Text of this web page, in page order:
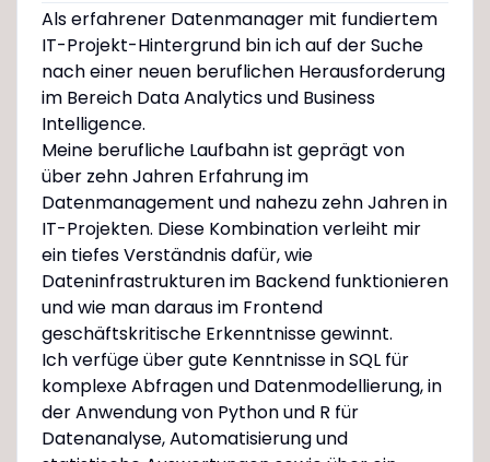
Als erfahrener Datenmanager mit fundiertem
IT-Projekt-Hintergrund bin ich auf der Suche
nach einer neuen beruflichen Herausforderung
im Bereich Data Analytics und Business
Intelligence.
Meine berufliche Laufbahn ist geprägt von
über zehn Jahren Erfahrung im
Datenmanagement und nahezu zehn Jahren in
IT-Projekten. Diese Kombination verleiht mir
ein tiefes Verständnis dafür, wie
Dateninfrastrukturen im Backend funktionieren
und wie man daraus im Frontend
geschäftskritische Erkenntnisse gewinnt.
Ich verfüge über gute Kenntnisse in SQL für
komplexe Abfragen und Datenmodellierung, in
der Anwendung von Python und R für
Datenanalyse, Automatisierung und